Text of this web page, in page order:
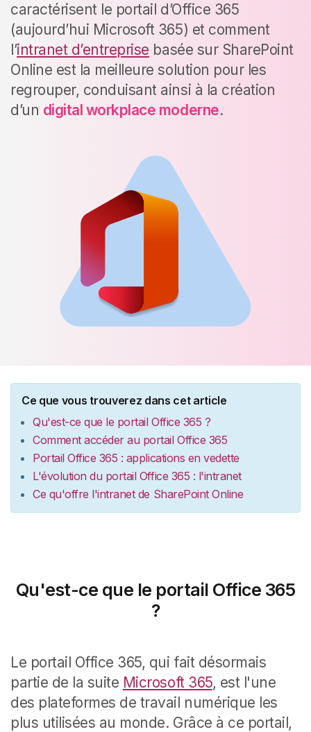
caractérisent le portail d’Office 365
(aujourd’hui Microsoft 365) et comment
l’intranet d’entreprise basée sur SharePoint
Online est la meilleure solution pour les
regrouper, conduisant ainsi à la création
d’un digital workplace moderne.
Ce que vous trouverez dans cet article
Qu'est-ce que le portail Office 365 ?
Comment accéder au portail Office 365
Portail Office 365 : applications en vedette
L'évolution du portail Office 365 : l'intranet
Ce qu'offre l'intranet de SharePoint Online
Qu'est-ce que le portail Office 365
?
Le portail Office 365, qui fait désormais
partie de la suite Microsoft 365, est l'une
des plateformes de travail numérique les
plus utilisées au monde. Grâce à ce portail,